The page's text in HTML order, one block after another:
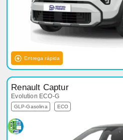
Entrega rápida
Renault Captur
Evolution ECO-G
GLP-Gasolina ECO